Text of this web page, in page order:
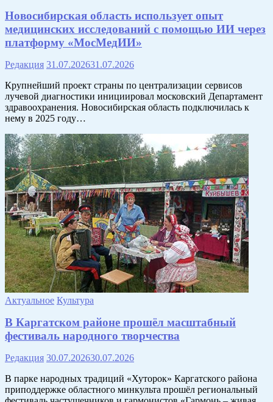
Новосибирская область использует опыт
медицинских исследований с помощью ИИ через
платформу «МосМедИИ»
Редакция 31.07.202631.07.2026
Крупнейший проект страны по централизации сервисов
лучевой диагностики инициировал московский Департамент
здравоохранения. Новосибирская область подключилась к
нему в 2025 году…
Актуальное Культура
В Каргатском районе прошёл масштабный
фестиваль народного творчества
Редакция 30.07.202630.07.2026
В парке народных традиций «Хуторок» Каргатского района
приподдержке областного минкульта прошёл региональный